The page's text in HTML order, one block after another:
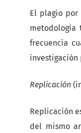
El plagio
metodología
frecuencia
investigación
Replicación
Replicación
del mismo